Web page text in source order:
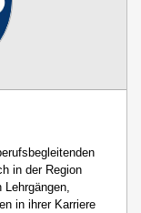
in der Region
in ihrer Karriere